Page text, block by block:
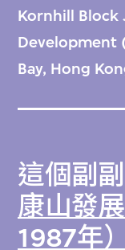
Kornhill Block
Development
Bay, Hong
這個副
康山發
1987年